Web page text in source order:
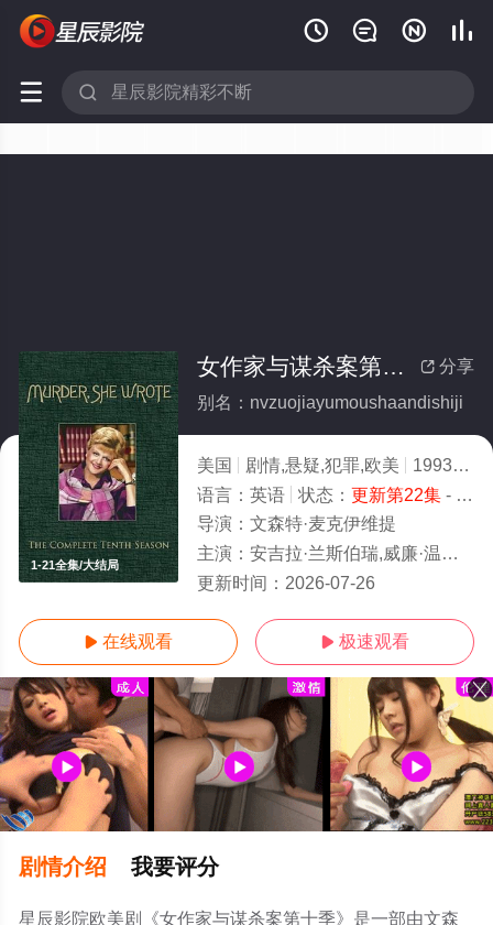
   
 
1-21全集/大结局
 分享
女作家与谋杀案第十季(全集)
别名：nvzuojiayumoushaandishiji
美国 剧情,悬疑,犯罪,欧美 1993
9.0
语言： 英语 状态： 更新第22集- 免费在线观看
导演： 文森特·麦克伊维提
主演： 安吉拉·兰斯伯瑞,威廉·温德姆,罗恩·马萨克,路易斯·赫特哈姆,韦恩·
更新时间： 2026-07-26
 在线观看  极速观看
剧情介绍 我要评分
星辰影院欧美剧《女作家与谋杀案第十季》是一部由文森